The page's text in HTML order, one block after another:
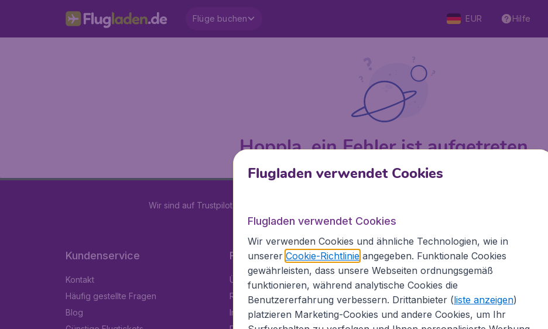
Flüge buchen EUR Hilfe
Hoppla, ein Fehler ist aufgetreten ...
Wir sind auf Trustpilot mit
Kundenservice
Kontakt
Häufig gestellte Fragen
Blog
Flugladen.de
Über Flugladen.de
Rechtliche Informationen
Impressum
Internationale Webseiten
CheapTickets.nl
CheapTickets.be
BudgetAir.fr
Flugladen verwendet Cookies
Flugladen verwendet Cookies
Wir verwenden Cookies und ähnliche Technologien, wie in
unserer Cookie-Richtlinieangegeben. Funktionale Cookies
gewährleisten, dass unsere Webseiten ordnungsgemäß
funktionieren, während analytische Cookies die
Benutzererfahrung verbessern. Drittanbieter (liste anzeigen)
platzieren Marketing-Cookies und andere Cookies, um Ihr